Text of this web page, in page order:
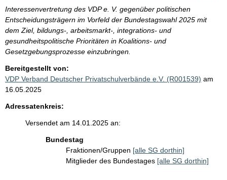
Interessenvertretung des VDP e. V. gegenüber politischen
Entscheidungsträgern im Vorfeld der Bundestagswahl 2025 mit
dem Ziel, bildungs-, arbeitsmarkt-, integrations- und
gesundheitspolitische Prioritäten in Koalitions- und
Gesetzgebungsprozesse einzubringen.
Bereitgestellt von:
VDP Verband Deutscher Privatschulverbände e.V. (R001539) am
16.05.2025
Adressatenkreis:
Versendet am 14.01.2025 an:
Bundestag
Fraktionen/Gruppen [alle SG dorthin]
Mitglieder des Bundestages [alle SG dorthin]